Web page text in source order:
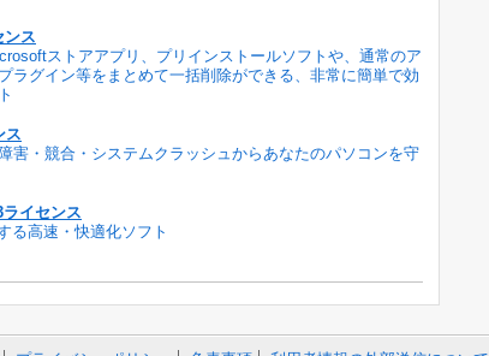
ス
ストアアプリ、プリインストールソフトや、通常のア
ラグイン等をまとめて一括削除ができる、非常に簡単で効
ス
害・競合・システムクラッシュからあなたのパソコンを守
イセンス
る高速・快適化ソフト